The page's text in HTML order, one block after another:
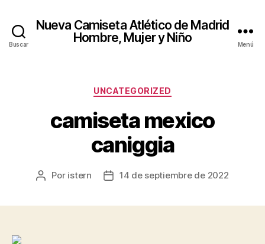
Buscar
Nueva Camiseta Atlético de Madrid
Hombre, Mujer y Niño
Menú
Categorías
UNCATEGORIZED
camiseta mexico
caniggia
Autor
Por istern
Fecha14 de septiembre de 2022